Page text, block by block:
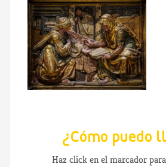
¿Cómo puedo
Haz click en el marcador